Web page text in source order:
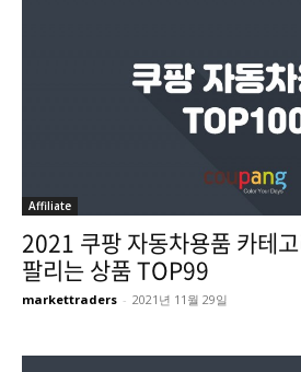
Affiliate
2021 쿠팡 자동차용품 카테고
팔리는 상품 TOP99
markettraders - 2021년 11월 29일